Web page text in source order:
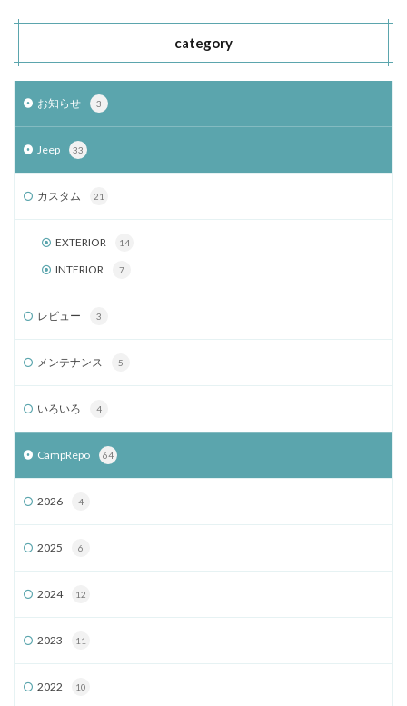
category
お知らせ 3
Jeep 33
カスタム 21
EXTERIOR 14
INTERIOR 7
レビュー 3
メンテナンス 5
いろいろ 4
CampRepo 64
2026 4
2025 6
2024 12
2023 11
2022 10